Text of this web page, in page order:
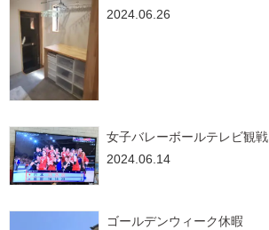
2024.06.26
女子バレーボールテレビ観戦
2024.06.14
ゴールデンウィーク休暇